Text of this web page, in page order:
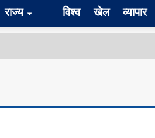
राज्य विश्व खेल व्यापार